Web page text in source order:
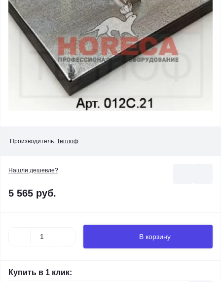
Производитель: Теплоф
Нашли дешевле?
5 565 руб.
В корзину
Купить в 1 клик: